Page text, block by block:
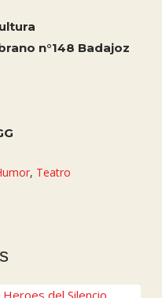
n°148 Badajoz
, Teatro